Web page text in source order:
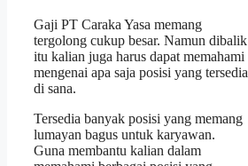
Gaji PT Caraka Yasa memang
tergolong cukup besar. Namun dibalik
itu kalian juga harus dapat memahami
mengenai apa saja posisi yang tersedia
di sana.
Tersedia banyak posisi yang memang
lumayan bagus untuk karyawan.
Guna membantu kalian dalam